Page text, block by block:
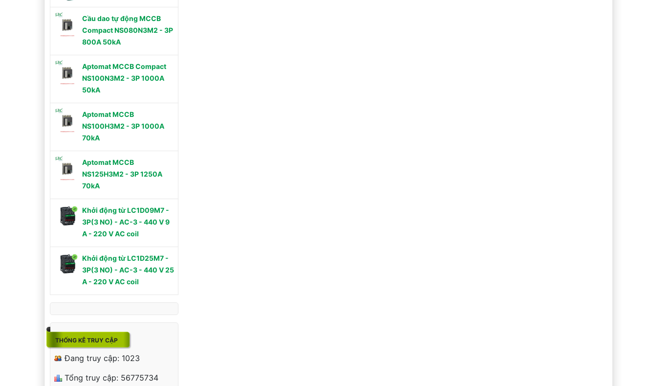
Cầu dao tự động MCCB
Compact NS080N3M2 - 3P
800A 50kA
Aptomat MCCB Compact
NS100N3M2 - 3P 1000A
50kA
Aptomat MCCB
NS100H3M2 - 3P 1000A
70kA
Aptomat MCCB
NS125H3M2 - 3P 1250A
70kA
Khởi động từ LC1D09M7 -
3P(3 NO) - AC-3 - 440 V 9
A - 220 V AC coil
Khởi động từ LC1D25M7 -
3P(3 NO) - AC-3 - 440 V 25
A - 220 V AC coil
THỐNG KÊ TRUY CẬP
Đang truy cập: 1023
Tổng truy cập: 56775734